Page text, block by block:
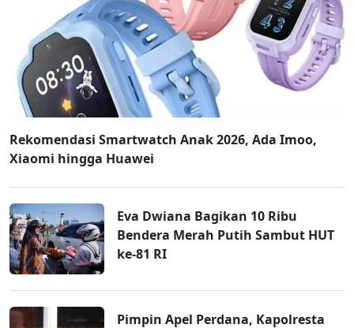
Rekomendasi Smartwatch Anak 2026, Ada Imoo,
Xiaomi hingga Huawei
Eva Dwiana Bagikan 10 Ribu
Bendera Merah Putih Sambut HUT
ke-81 RI
Pimpin Apel Perdana, Kapolresta